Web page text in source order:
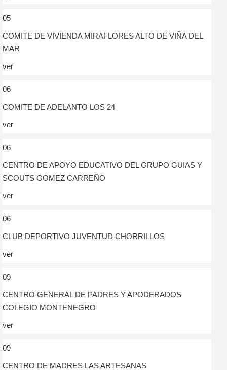
05
COMITE DE VIVIENDA MIRAFLORES ALTO DE VIÑA DEL
MAR
ver
06
COMITE DE ADELANTO LOS 24
ver
06
CENTRO DE APOYO EDUCATIVO DEL GRUPO GUIAS Y
SCOUTS GOMEZ CARREÑO
ver
06
CLUB DEPORTIVO JUVENTUD CHORRILLOS
ver
09
CENTRO GENERAL DE PADRES Y APODERADOS
COLEGIO MONTENEGRO
ver
09
CENTRO DE MADRES LAS ARTESANAS